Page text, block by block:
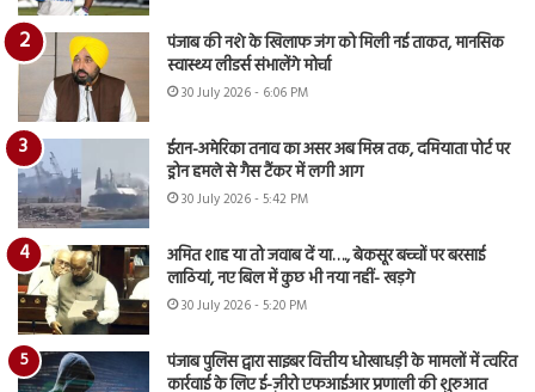
पंजाब की नशे के खिलाफ जंग को मिली नई ताकत, मानसिक
स्वास्थ्य लीडर्स संभालेंगे मोर्चा
30 July 2026 - 6:06 PM
ईरान-अमेरिका तनाव का असर अब मिस्र तक, दमियाता पोर्ट पर
ड्रोन हमले से गैस टैंकर में लगी आग
30 July 2026 - 5:42 PM
अमित शाह या तो जवाब दें या…., बेकसूर बच्चों पर बरसाई
लाठियां, नए बिल में कुछ भी नया नहीं- खड़गे
30 July 2026 - 5:20 PM
पंजाब पुलिस द्वारा साइबर वित्तीय धोखाधड़ी के मामलों में त्वरित
कार्रवाई के लिए ई-ज़ीरो एफआईआर प्रणाली की शुरुआत